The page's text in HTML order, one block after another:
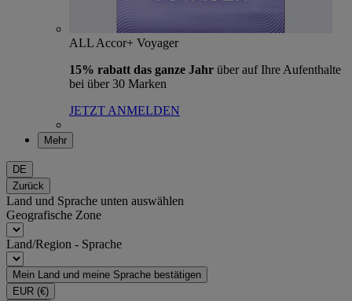
ALL Accor+ Voyager
15% rabatt das ganze Jahr über auf Ihre Aufenthalte
bei über 30 Marken
JETZT ANMELDEN
Mehr
DE
Zurück
Land und Sprache unten auswählen
Geografische Zone
Land/Region - Sprache
Mein Land und meine Sprache bestätigen
EUR (€)